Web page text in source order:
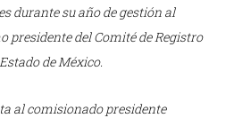
durante su año de gestión al
presidente del Comité de Registro
de México.
al comisionado presidente